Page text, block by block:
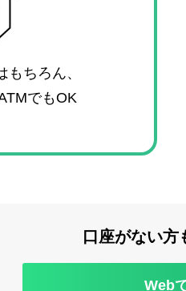
もちろん、
でもOK
口座がない方
Web